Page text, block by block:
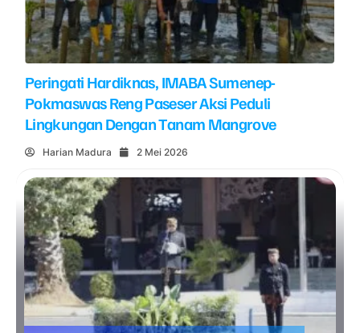
Peringati Hardiknas, IMABA Sumenep-
Pokmaswas Reng Paseser Aksi Peduli
Lingkungan Dengan Tanam Mangrove
Harian Madura 2 Mei 2026